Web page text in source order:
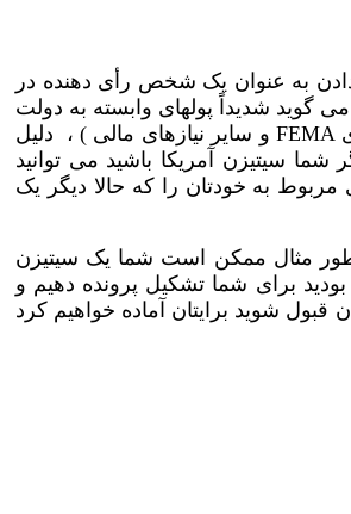
به عنوان يک شخص رأی دهنده در
گويد شديداً پولهای وابسته به دولت
FEMA و ساير نيازهای مالی ) ، دليل
سيتيزن آمريکا باشيد می توانيد
مربوط به خودتان را که حالا ديگر يک
طور مثال ممکن است شما يک سيتيزن
برای شما تشکيل پرونده دهيم و
قبول شويد برايتان آماده خواهيم کرد